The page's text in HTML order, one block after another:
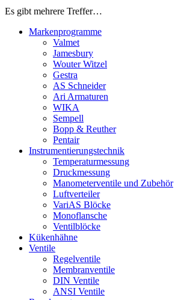
Es gibt mehrere Treffer…
Markenprogramme
Valmet
Jamesbury
Wouter Witzel
Gestra
AS Schneider
Ari Armaturen
WIKA
Sempell
Bopp & Reuther
Pentair
Instrumentierungs­technik
Temperaturmessung
Druckmessung
Manometerventile und Zubehör
Luftverteiler
VariAS Blöcke
Monoflansche
Ventilblöcke
Kükenhähne
Ventile
Regelventile
Membranventile
DIN Ventile
ANSI Ventile